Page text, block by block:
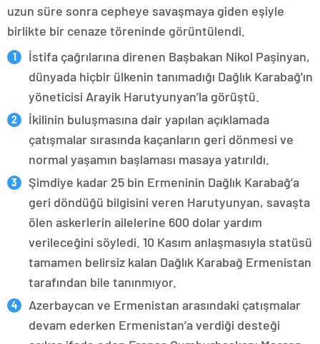
uzun süre sonra cepheye savaşmaya giden eşiyle
birlikte bir cenaze töreninde görüntülendi.
İstifa çağrılarına direnen Başbakan Nikol Paşinyan,
dünyada hiçbir ülkenin tanımadığı Dağlık Karabağ’ın
yöneticisi Arayik Harutyunyan’la görüştü.
İkilinin buluşmasına dair yapılan açıklamada
çatışmalar sırasında kaçanların geri dönmesi ve
normal yaşamın başlaması masaya yatırıldı.
Şimdiye kadar 25 bin Ermeninin Dağlık Karabağ’a
geri döndüğü bilgisini veren Harutyunyan, savaşta
ölen askerlerin ailelerine 600 dolar yardım
verileceğini söyledi. 10 Kasım anlaşmasıyla statüsü
tamamen belirsiz kalan Dağlık Karabağ Ermenistan
tarafından bile tanınmıyor.
Azerbaycan ve Ermenistan arasındaki çatışmalar
devam ederken Ermenistan’a verdiği desteği